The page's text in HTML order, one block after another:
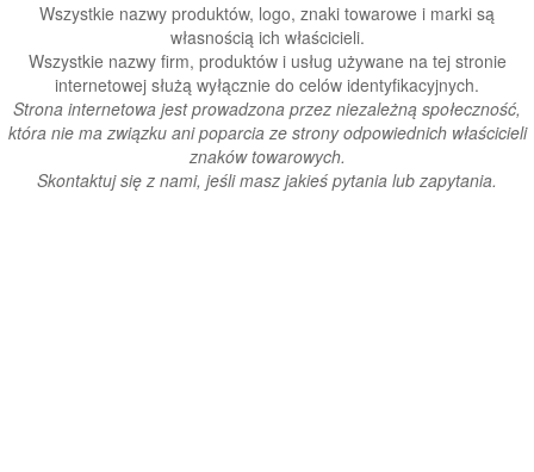
Wszystkie nazwy produktów, logo, znaki towarowe i marki są
własnością ich właścicieli.
Wszystkie nazwy firm, produktów i usług używane na tej stronie
internetowej służą wyłącznie do celów identyfikacyjnych.
Strona internetowa jest prowadzona przez niezależną społeczność,
która nie ma związku ani poparcia ze strony odpowiednich właścicieli
znaków towarowych.
Skontaktuj się z nami, jeśli masz jakieś pytania lub zapytania.